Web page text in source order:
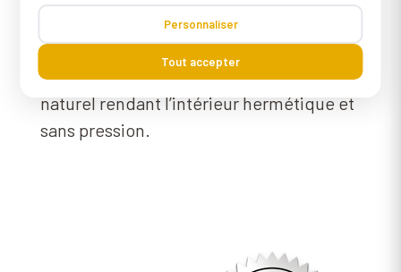
pendant près de 2 heures après avoir
coupé le feu.Le couvercle parfaitement
ajusté facilite la création d’un joint d’eau
naturel rendant l’intérieur hermétique et
sans pression.
Personnaliser
Tout accepter